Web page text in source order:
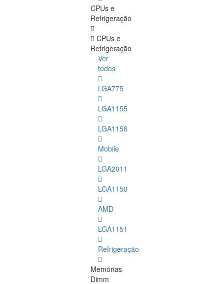
CPUs e
Refrigeração
CPUs e
Refrigeração
Ver
todos
LGA775
LGA1155
LGA1156
Mobile
LGA2011
LGA1150
AMD
LGA1151
Refrigeração
Memórias
Dimm